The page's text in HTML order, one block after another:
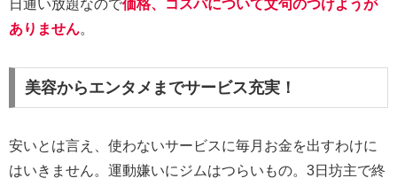
日通い放題なので価格、コスパについて文句のつけようが
ありません。
美容からエンタメまでサービス充実！
安いとは言え、使わないサービスに毎月お金を出すわけに
はいきません。運動嫌いにジムはつらいもの。3日坊主で終